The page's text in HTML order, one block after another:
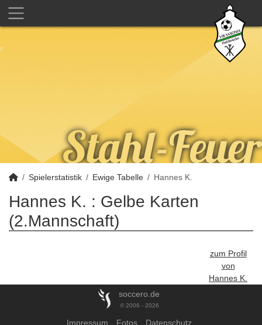
Spielerstatistik Ewige Tabelle Hannes K.
Hannes K. : Gelbe Karten
(2.Mannschaft)
zum Profil
von
Hannes K.
soccero.de
© 2006 - 2026
Impressum Fotos Datenschutz